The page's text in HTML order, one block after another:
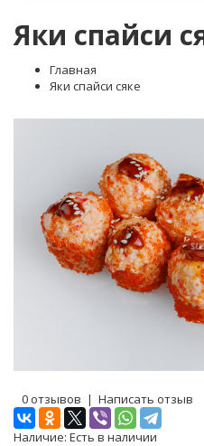
Яки спайси
Главная
Яки спайси сяке
0 отзывов | Написать отзыв
Наличие: Есть в наличии